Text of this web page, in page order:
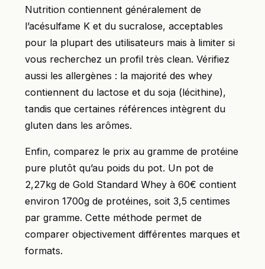
Nutrition contiennent généralement de
l’acésulfame K et du sucralose, acceptables
pour la plupart des utilisateurs mais à limiter si
vous recherchez un profil très clean. Vérifiez
aussi les allergènes : la majorité des whey
contiennent du lactose et du soja (lécithine),
tandis que certaines références intègrent du
gluten dans les arômes.
Enfin, comparez le prix au gramme de protéine
pure plutôt qu’au poids du pot. Un pot de
2,27kg de Gold Standard Whey à 60€ contient
environ 1700g de protéines, soit 3,5 centimes
par gramme. Cette méthode permet de
comparer objectivement différentes marques et
formats.